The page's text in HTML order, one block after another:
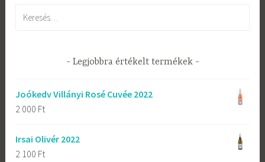
Keresés:
Legjobbra értékelt termékek
Joókedv Villányi Rosé Cuvée 2022
2 000 Ft
Irsai Olivér 2022
2 100 Ft